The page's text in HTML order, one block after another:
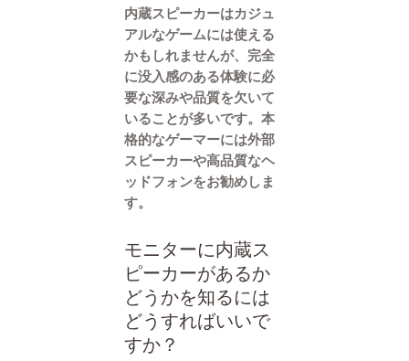
内蔵スピーカーはカジュ
アルなゲームには使える
かもしれませんが、完全
に没入感のある体験に必
要な深みや品質を欠いて
いることが多いです。本
格的なゲーマーには外部
スピーカーや高品質なヘ
ッドフォンをお勧めしま
す。
モニターに内蔵ス
ピーカーがあるか
どうかを知るには
どうすればいいで
すか？